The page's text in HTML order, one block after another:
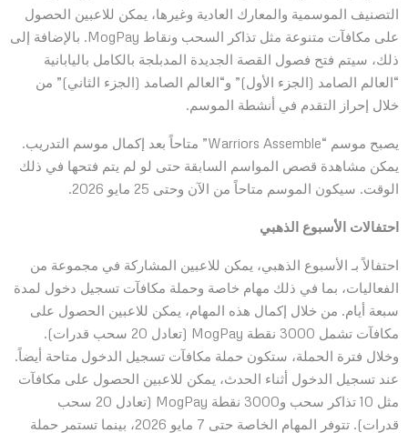
التصنيف الموسمية والمعارك العادية وغيرها، يمكن للاعبين الحصول
على مكافآت متنوعة مثل تذاكر السحب ونقاط MogPay. بالإضافة إلى
ذلك، سيتم فتح فصول القصة الجديدة المدبلجة بالكامل باليابانية
“العالم الصامد (الجزء الأول)” و“العالم الصامد (الجزء الثاني)” من
خلال إحراز التقدم في أنشطة الموسم.
يصبح موسم “Warriors Assemble” متاحاً بعد إكمال موسم التدريب.
يمكن مشاهدة قصص المواسم السابقة حتى لو لم يتم فتحها في ذلك
الوقت. سيكون الموسم متاحاً من الآن وحتى 25 مايو 2026.
احتفالات الأسبوع الذهبي
احتفالاً بـ الأسبوع الذهبي، يمكن للاعبين المشاركة في مجموعة من
الفعاليات، بما في ذلك مهام خاصة وحملة مكافآت تسجيل دخول لمدة
سبعة أيام. من خلال إكمال هذه المهام، يمكن للاعبين الحصول على
مكافآت تشمل 3000 نقطة MogPay (تعادل 20 سحب قدرات).
وخلال فترة الحملة، ستكون حملة مكافآت تسجيل الدخول متاحة أيضاً.
عند تسجيل الدخول أثناء الحدث، يمكن للاعبين الحصول على مكافآت
مثل 10 تذاكر سحب و3000 نقطة MogPay (تعادل 20 سحب
قدرات). تتوفر المهام الخاصة حتى 7 مايو 2026، بينما تستمر حملة